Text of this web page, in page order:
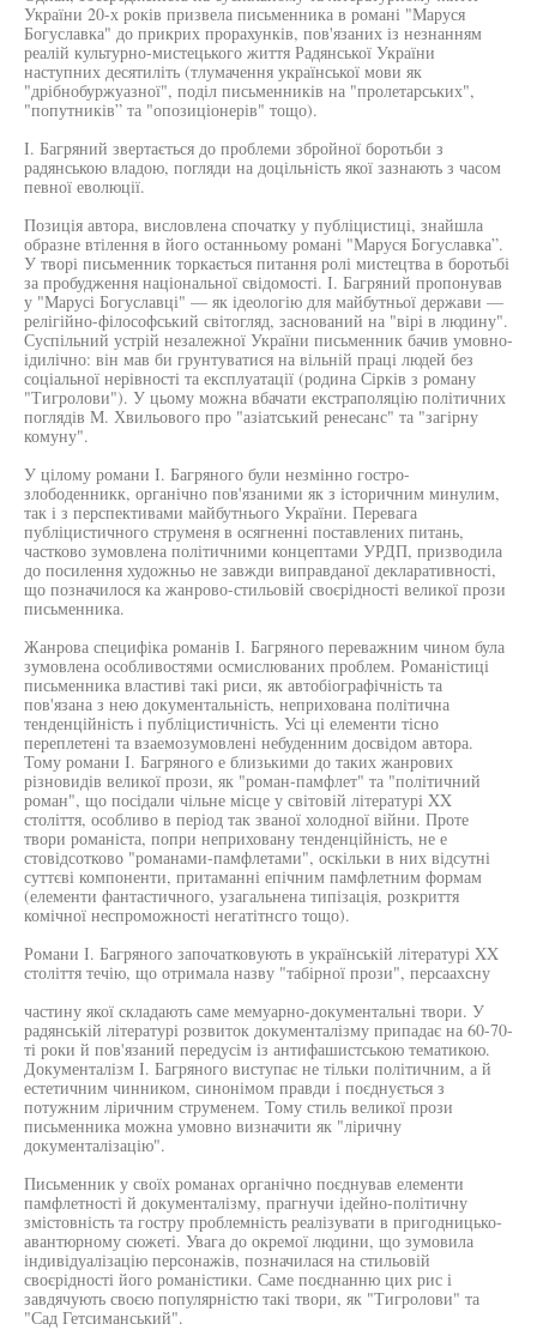
України 20-х років призвела письменника в романі "Маруся
Богуславка" до прикрих прорахунків, пов'язаних із незнанням
реалій культурно-мистецького життя Радянської України
наступних десятиліть (тлумачення української мови як
"дрібнобуржуазної", поділ письменників на "пролетарських",
"попутників” та "опозиціонерів" тощо).
І. Багряний звертається до проблеми збройної боротьби з
радянською владою, погляди на доцільність якої зазнають з часом
певної еволюції.
Позиція автора, висловлена спочатку у публіцистиці, знайшла
образне втілення в його останньому романі "Маруся Богуславка”.
У творі письменник торкається питання ролі мистецтва в боротьбі
за пробудження національної свідомості. І. Багряний пропонував
у "Марусі Богуславці" — як ідеологію для майбутньої держави —
релігійно-філософський світогляд, заснований на "вірі в людину".
Суспільний устрій незалежної України письменник бачив умовно-
ідилічно: він мав би грунтуватися на вільній праці людей без
соціальної нерівності та експлуатації (родина Сірків з роману
"Тигролови"). У цьому можна вбачати екстраполяцію політичних
поглядів М. Хвильового про "азіатський ренесанс" та "загірну
комуну".
У цілому романи І. Багряного були незмінно гостро-
злободенникк, органічно пов'язаними як з історичним минулим,
так і з перспективами майбутнього України. Перевага
публіцистичного струменя в осягненні поставлених питань,
частково зумовлена політичними концептами УРДП, призводила
до посилення художньо не завжди виправданої декларативності,
що позначилося ка жанрово-стильовій своєрідності великої прози
письменника.
Жанрова специфіка романів І. Багряного переважним чином була
зумовлена особливостями осмислюваних проблем. Романістиці
письменника властиві такі риси, як автобіографічність та
пов'язана з нею документальність, неприхована політична
тенденційність і публіцистичність. Усі ці елементи тісно
переплетені та взаемозумовлені небуденним досвідом автора.
Тому романи І. Багряного е близькими до таких жанрових
різновидів великої прози, як "роман-памфлет" та "політичний
роман", що посідали чільне місце у світовій літературі XX
століття, особливо в період так званої холодної війни. Проте
твори романіста, попри неприховану тенденційність, не е
стовідсотково "романами-памфлетами", оскільки в них відсутні
суттєві компоненти, притаманні епічним памфлетним формам
(елементи фантастичного, узагальнена типізація, розкриття
комічної неспроможності негатітнсго тощо).
Романи І. Багряного започатковують в українській літературі XX
століття течію, що отримала назву "табірної прози", персаахсну
частину якої складають саме мемуарно-документальні твори. У
радянській літературі розвиток документалізму припадає на 60-70-
ті роки й пов'язаний передусім із антифашистською тематикою.
Документалізм І. Багряного виступає не тільки політичним, а й
естетичним чинником, синонімом правди і поєднується з
потужним ліричним струменем. Тому стиль великої прози
письменника можна умовно визначити як "ліричну
документалізацію".
Письменник у своїх романах органічно поєднував елементи
памфлетності й документалізму, прагнучи ідейно-політичну
змістовність та гостру проблемність реалізувати в пригодницько-
авантюрному сюжеті. Увага до окремої людини, що зумовила
індивідуалізацію персонажів, позначилася на стильовій
своєрідності його романістики. Саме поєднанню цих рис і
завдячують своєю популярністю такі твори, як "Тигролови" та
"Сад Гетсиманський".